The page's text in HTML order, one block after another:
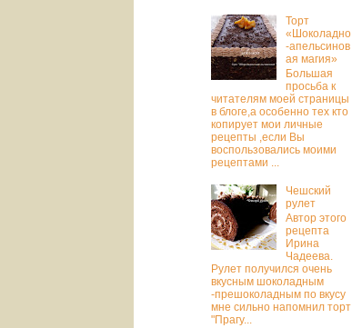
Торт
«Шоколадно
-апельсинов
ая магия»
Большая
просьба к
читателям моей страницы
в блоге,а особенно тех кто
копирует мои личные
рецепты ,если Вы
воспользовались моими
рецептами ...
Чешский
рулет
Автор этого
рецепта
Ирина
Чадеева.
Рулет получился очень
вкусным шоколадным
-прешоколадным по вкусу
мне сильно напомнил торт
"Прагу...